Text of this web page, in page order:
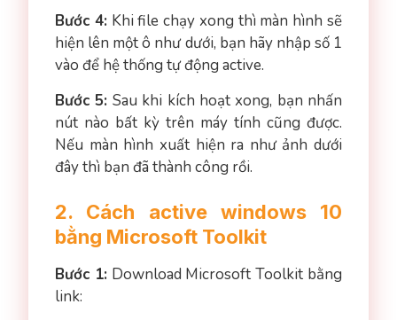
Bước 4: Khi file chạy xong thì màn hình sẽ
hiện lên một ô như dưới, bạn hãy nhập số 1
vào để hệ thống tự động active.
Bước 5: Sau khi kích hoạt xong, bạn nhấn
nút nào bất kỳ trên máy tính cũng được.
Nếu màn hình xuất hiện ra như ảnh dưới
đây thì bạn đã thành công rồi.
2. Cách active windows 10
bằng Microsoft Toolkit
Bước 1: Download Microsoft Toolkit bằng
link: